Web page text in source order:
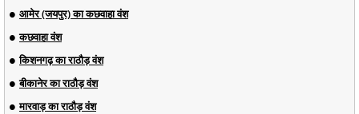
आमेर (जयपुर) का कछवाहा वंश
कछवाहा वंश
किशनगढ़ का राठौड़ वंश
बीकानेर का राठौड़ वंश
मारवाड़ का राठौड़ वंश